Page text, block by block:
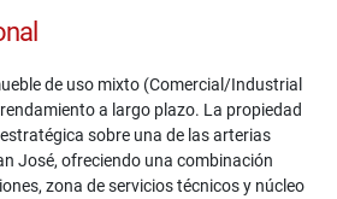
de uso mixto (Comercial/Industrial
a largo plazo. La propiedad
sobre una de las arterias
José, ofreciendo una combinación
zona de servicios técnicos y núcleo